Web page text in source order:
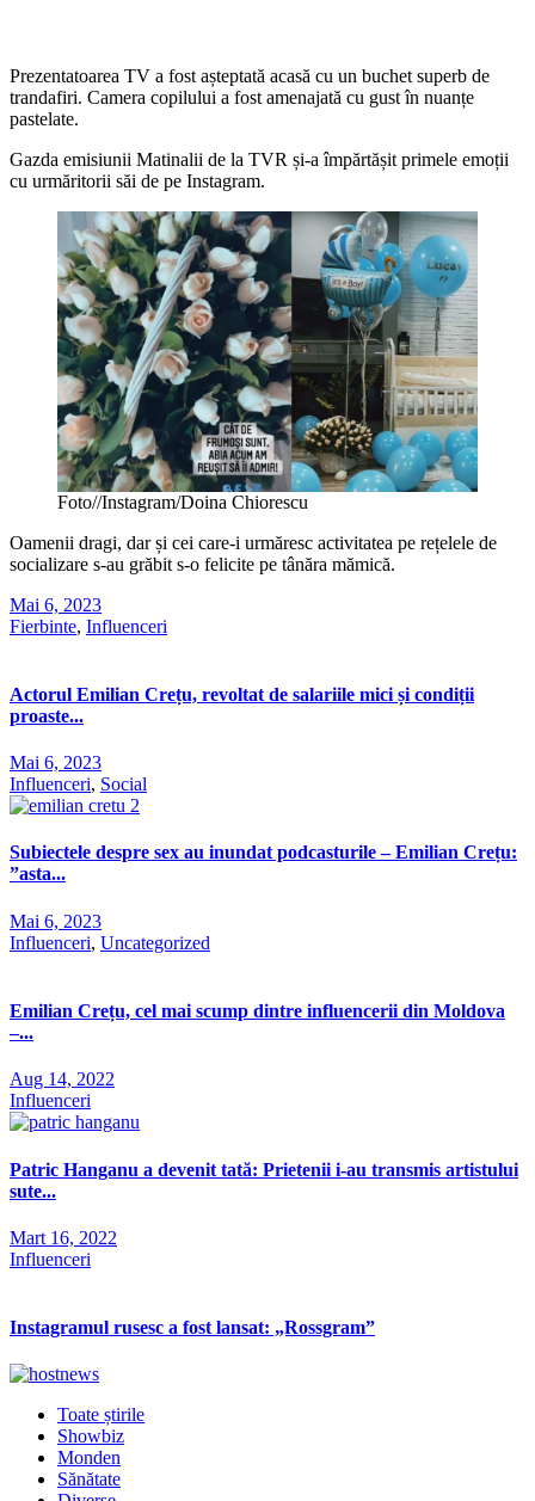
Prezentatoarea TV a fost așteptată acasă cu un buchet superb de
trandafiri. Camera copilului a fost amenajată cu gust în nuanțe
pastelate.
Gazda emisiunii Matinalii de la TVR și-a împărtășit primele emoții
cu urmăritorii săi de pe Instagram.
Foto//Instagram/Doina Chiorescu
Oamenii dragi, dar și cei care-i urmăresc activitatea pe rețelele de
socializare s-au grăbit s-o felicite pe tânăra mămică.
Mai 6, 2023
Fierbinte, Influenceri
Actorul Emilian Crețu, revoltat de salariile mici și condiții
proaste...
Mai 6, 2023
Influenceri, Social
Subiectele despre sex au inundat podcasturile – Emilian Crețu:
”asta...
Mai 6, 2023
Influenceri, Uncategorized
Emilian Crețu, cel mai scump dintre influencerii din Moldova
–...
Aug 14, 2022
Influenceri
Patric Hanganu a devenit tată: Prietenii i-au transmis artistului
sute...
Mart 16, 2022
Influenceri
Instagramul rusesc a fost lansat: „Rossgram”
Toate știrile
Showbiz
Monden
Sănătate